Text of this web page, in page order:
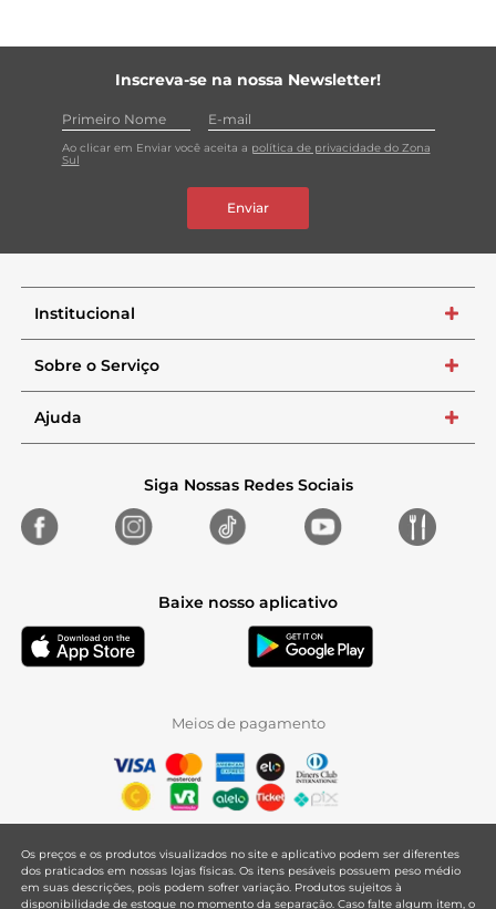
Inscreva-se na nossa Newsletter!
Ao clicar em Enviar você aceita a política de privacidade do Zona
Sul
Enviar
Institucional +
Sobre o Serviço +
Ajuda +
Siga Nossas Redes Sociais
Baixe nosso aplicativo
Meios de pagamento
Os preços e os produtos visualizados no site e aplicativo podem ser diferentes
dos praticados em nossas lojas físicas. Os itens pesáveis possuem peso médio
em suas descrições, pois podem sofrer variação. Produtos sujeitos à
disponibilidade de estoque no momento da separação. Caso falte algum item, o